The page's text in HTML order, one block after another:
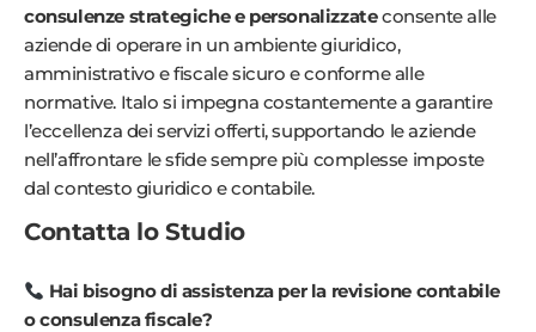
consulenze strategiche e personalizzateconsente alle
aziende di operare in un ambiente giuridico,
amministrativo e fiscale sicuro e conforme alle
normative. Italo si impegna costantemente a garantire
l’eccellenza dei servizi offerti, supportando le aziende
nell’affrontare le sfide sempre più complesse imposte
dal contesto giuridico e contabile.
Contatta lo Studio
Hai bisogno di assistenza per la revisione contabile
o consulenza fiscale?